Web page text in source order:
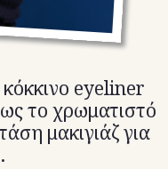
eyeliner
το χρωματιστό
μακιγιάζ για